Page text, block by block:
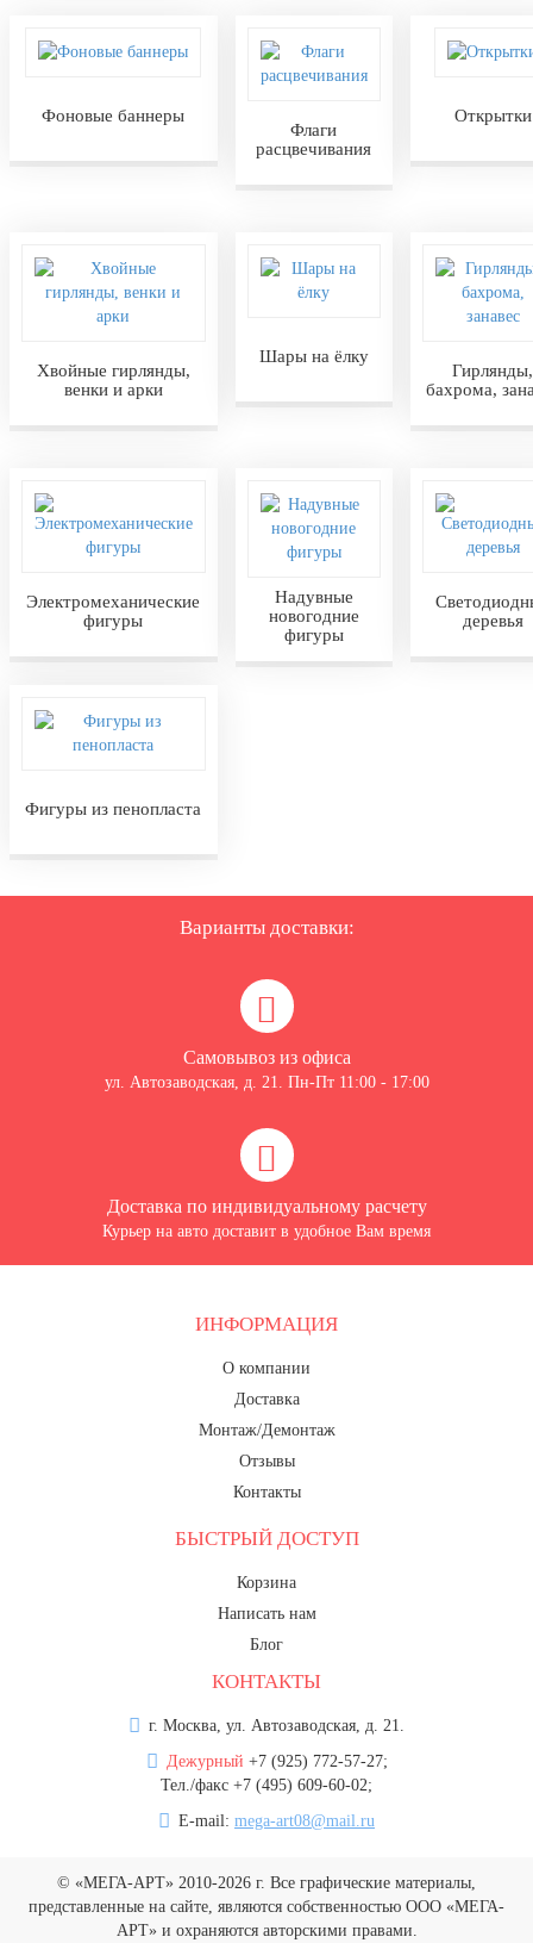
Фоновые баннеры
Флаги
расцвечивания
Открытки
Хвойные гирлянды,
венки и арки
Шары на ёлку
Гирлянды,
бахрома,
Электромеханические
фигуры
Надувные
новогодние
фигуры
деревья
Фигуры из пенопласта
Варианты доставки:
Самовывоз из офиса
ул. Автозаводская, д. 21. Пн-Пт 11:00 - 17:00
Доставка по индивидуальному расчету
Курьер на авто доставит в удобное Вам время
ИНФОРМАЦИЯ
О компании
Доставка
Монтаж/Демонтаж
Отзывы
Контакты
БЫСТРЫЙ ДОСТУП
Корзина
Написать нам
Блог
КОНТАКТЫ
г. Москва, ул. Автозаводская, д. 21.
Дежурный +7 (925) 772-57-27;
Тел./факс +7 (495) 609-60-02;
E-mail: mega-art08@mail.ru
© «МЕГА-АРТ» 2010-2026 г. Все графические материалы,
представленные на сайте, являются собственностью ООО «МЕГА-
АРТ» и охраняются авторскими правами.